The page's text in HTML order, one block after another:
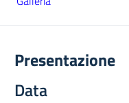
Presentazione
Data